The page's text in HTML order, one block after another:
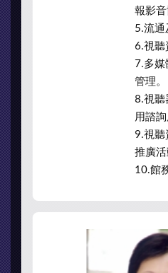
報影
5.流通
6.視聽
7.多
管理。
8.視聽
用諮詢
9.視聽
推廣活
10.館